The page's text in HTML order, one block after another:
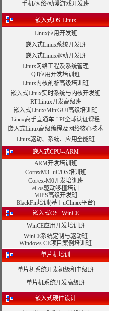
手机/网络/动漫游戏开发班
嵌入式OS-Linux
Linux应用开发班
嵌入式Linux系统开发班
嵌入式Linux驱动开发班
Linux网络工程及系统管理
QT应用开发培训班
Linux内核剖析高级培训班
嵌入式Linux实时系统与内核开发班
RT Linux开发高级班
嵌入式Linux/MiniGUI高级培训班
Linux高手直通车-LPI全球认证课程
嵌入式Linux高级编程及网络核心技术
Linux驱动、系统、应用全能班
嵌入式CPU--ARM
ARM开发培训班
CortexM3+uC/OS培训班
Cortex-M0开发培训班
eCos驱动移植培训
MIPS高级开发班
BlackFin培训(基于uClinux平台)
嵌入式OS--WinCE
WinCE应用开发培训班
WinCE系统定制与驱动班
Windows CE项目案例培训班
单片机培训
单片机系统开发初级和中级班
单片机系统开发高级班
嵌入式硬件设计